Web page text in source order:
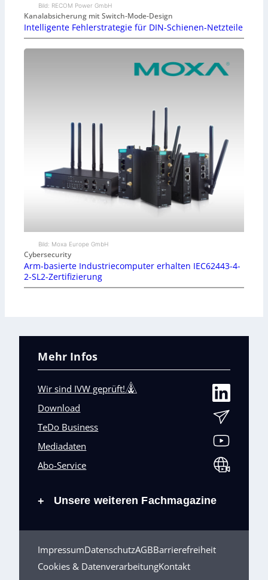
Bild: RECOM Power GmbH
Kanalabsicherung mit Switch-Mode-Design
Intelligente Fehlerstrategie für DIN-Schienen-Netzteile
Bild: Moxa Europe GmbH
Cybersecurity
Arm-basierte Industriecomputer erhalten IEC62443-4-
2-SL2-Zertifizierung
Mehr Infos
Wir sind IVW geprüft!
Download
TeDo Business
Mediadaten
Abo-Service
+ Unsere weiteren Fachmagazine
ImpressumDatenschutzAGBBarrierefreiheit
Cookies & DatenverarbeitungKontakt